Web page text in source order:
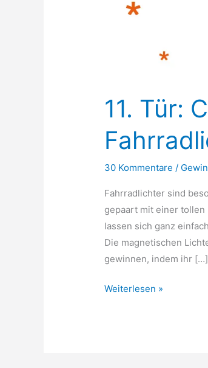
11. Tür:
30 Kommentare /
Fahrradlichter sind
gepaart mit einer tollen
lassen sich ganz
Die magnetischen
gewinnen, indem ihr […]
11.
Weiterlesen »